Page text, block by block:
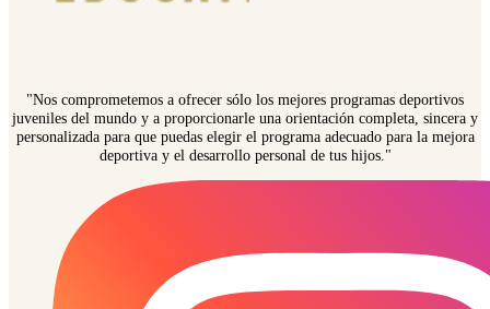
"Nos comprometemos a ofrecer sólo los mejores programas deportivos
juveniles del mundo y a proporcionarle una orientación completa, sincera y
personalizada para que puedas elegir el programa adecuado para la mejora
deportiva y el desarrollo personal de tus hijos."